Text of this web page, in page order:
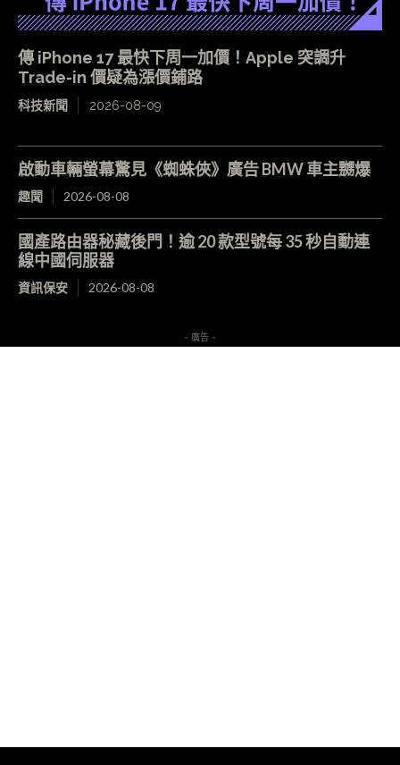
傳 iPhone 17 最快下周一加價！Apple 突調升
Trade-in 價疑為漲價鋪路
科技新聞 2026-08-09
啟動車輛螢幕驚見《蜘蛛俠》廣告 BMW 車主嬲爆
趣聞 2026-08-08
國產路由器秘藏後門！逾 20 款型號每 35 秒自動連
線中國伺服器
資訊保安 2026-08-08
- 廣告 -